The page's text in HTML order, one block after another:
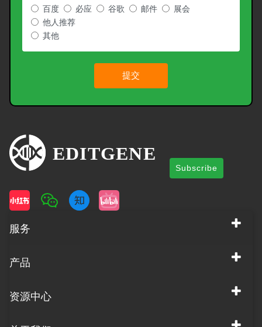
百度 必应 谷歌 邮件
展会
他人推荐
其他
提交
Subscribe
服务
产品
资源中心